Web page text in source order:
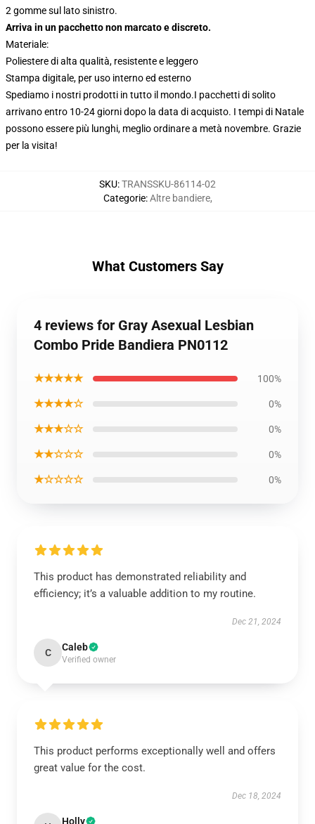
2 gomme sul lato sinistro.
Arriva in un pacchetto non marcato e discreto.
Materiale:
Poliestere di alta qualità, resistente e leggero
Stampa digitale, per uso interno ed esterno
Spediamo i nostri prodotti in tutto il mondo.I pacchetti di solito
arrivano entro 10-24 giorni dopo la data di acquisto. I tempi di Natale
possono essere più lunghi, meglio ordinare a metà novembre. Grazie
per la visita!
SKU:TRANSSKU-86114-02
Categorie:Altre bandiere,
What Customers Say
4 reviews for Gray Asexual Lesbian
Combo Pride Bandiera PN0112
★★★★★ 100%
★★★★☆ 0%
★★★☆☆ 0%
★★☆☆☆ 0%
★☆☆☆☆ 0%
This product has demonstrated reliability and
efficiency; it’s a valuable addition to my routine.
Dec 21, 2024
C Caleb
Verified owner
This product performs exceptionally well and offers
great value for the cost.
Dec 18, 2024
Holly